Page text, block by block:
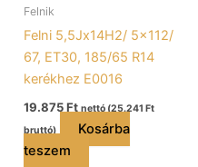
Felnik
Felni 5,5Jx14H2/ 5×112/
67, ET30, 185/65 R14
kerékhez E0016
19.875Ft nettó (25.241 Ft
bruttó)
Kosárba
teszem